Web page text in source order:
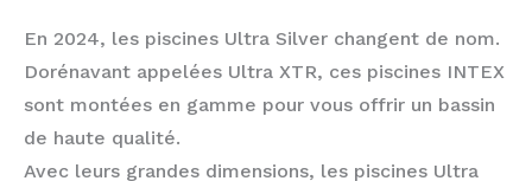
En 2024, les piscines Ultra Silver changent de nom.
Dorénavant appelées Ultra XTR, ces piscines INTEX
sont montées en gamme pour vous offrir un bassin
de haute qualité.
Avec leurs grandes dimensions, les piscines Ultra